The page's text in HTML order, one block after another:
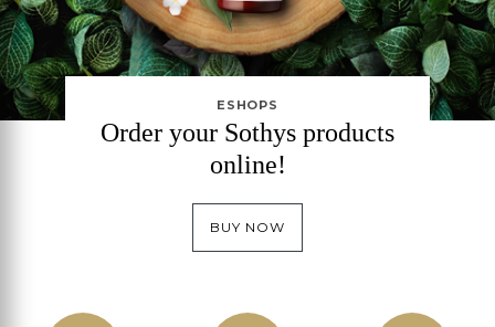
ESHOPS
Order your Sothys products
online!
BUY NOW